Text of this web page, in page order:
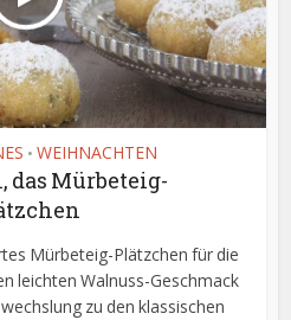
• WEIHNACHTEN
das Mürbeteig-
Mürbeteig-Plätzchen für die
leichten Walnuss-Geschmack
zu den klassischen